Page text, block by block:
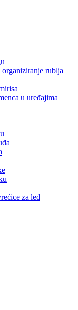
organiziranje rublja
u uređajima
za led